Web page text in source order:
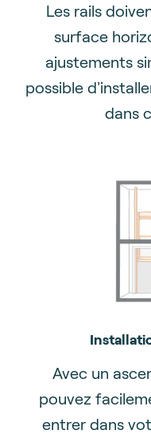
Les rails
surface
ajustements
possible
dans
Avec un
pouvez
entrer dans